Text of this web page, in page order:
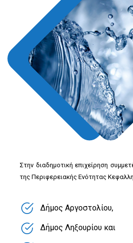
Στην διαδημοτική επιχείρηση
της Περιφερειακής Ενότητας
Δήμος Αργοστολίου,
Δήμος Ληξουρίου και